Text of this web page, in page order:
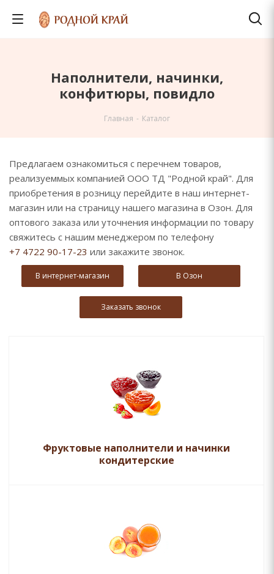
Наполнители, начинки,
конфитюры, повидло
Главная - Каталог
Предлагаем ознакомиться с перечнем товаров,
реализуеммых компанией ООО ТД "Родной край". Для
приобретения в розницу перейдите в наш интернет-
магазин или на страницу нашего магазина в Озон. Для
оптового заказа или уточнения информации по товару
свяжитесь с нашим менеджером по телефону
+7 4722 90-17-23 или закажите звонок.
В интернет-магазин В Озон
Заказать звонок
Фруктовые наполнители и начинки
кондитерские